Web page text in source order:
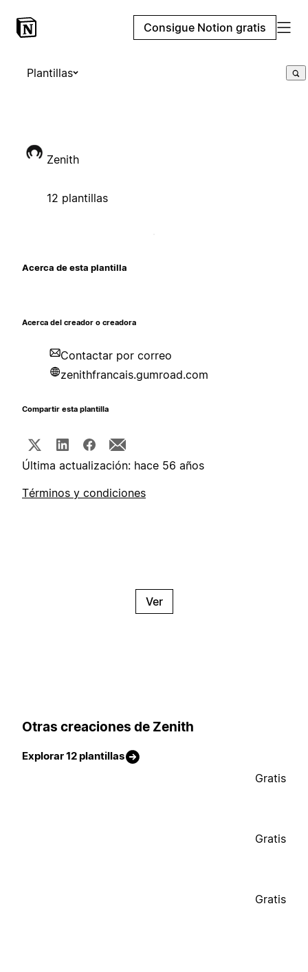
Consigue Notion gratis
Plantillas
Zenith
12 plantillas
Acerca de esta plantilla
Acerca del creador o creadora
Contactar por correo
zenithfrancais.gumroad.com
Compartir esta plantilla
Última actualización: hace 56 años
Términos y condiciones
Ver
Otras creaciones de Zenith
Explorar 12 plantillas
Gratis
Gratis
Gratis